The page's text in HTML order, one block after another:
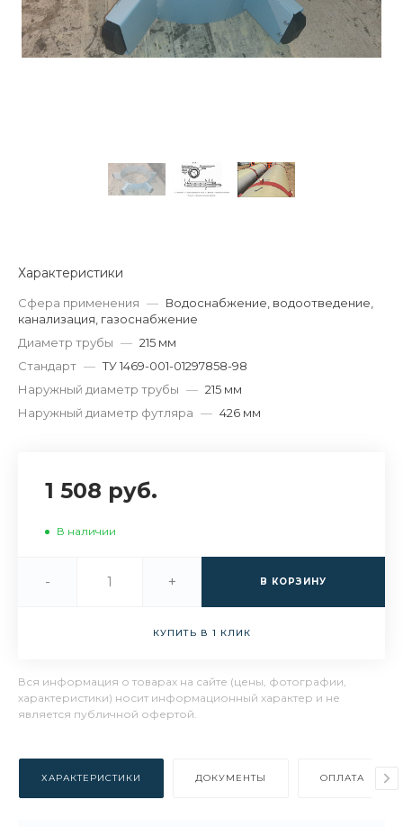
Характеристики
Сфера применения — Водоснабжение, водоотведение,
канализация, газоснабжение
Диаметр трубы — 215 мм
Стандарт — ТУ 1469-001-01297858-98
Наружный диаметр трубы — 215 мм
Наружный диаметр футляра — 426 мм
1 508 руб.
В наличии
- + В КОРЗИНУ
КУПИТЬ В 1 КЛИК
Вся информация о товарах на сайте (цены, фотографии,
характеристики) носит информационный характер и не
является публичной офертой.
ХАРАКТЕРИСТИКИ ДОКУМЕНТЫ ОПЛАТА